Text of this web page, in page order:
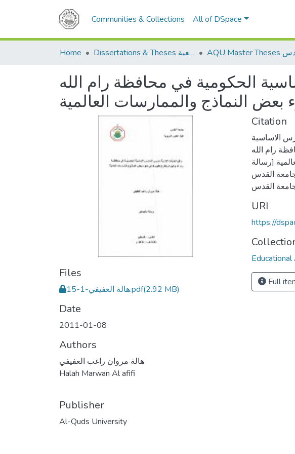
Communities & Collections All of DSpace
Home Dissertations & Theses الرسائل الجامعية
الحكومية في محافظة رام الله
النماذج والممارسات العالمية
Files
هالة العفيفي-1-15.pdf(2.92 MB)
Date
2011-01-08
Authors
هالة مروان راغب العفيفي
Halah Marwan Al afifi
Publisher
Al-Quds University
Citation
المدارس الاساسية
رام الله
[رسالة
القدس،
URI
https://
Full